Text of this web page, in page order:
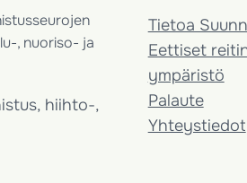
, nuoriso- ja
hiihto-,
Tietoa
Eettiset
ympäristö
Palaute
Yhteystiedot